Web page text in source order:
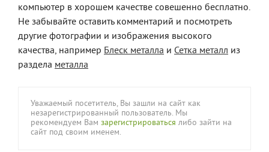
компьютер в хорошем качестве совешенно бесплатно.
Не забывайте оставить комментарий и посмотреть
другие фотографии и изображения высокого
качества, например Блеск металла и Сетка металл из
раздела металла
Уважаемый посетитель, Вы зашли на сайт как
незарегистрированный пользователь. Мы
рекомендуем Вам зарегистрироваться либо зайти на
сайт под своим именем.